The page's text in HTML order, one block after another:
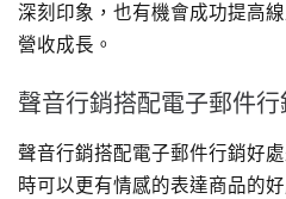
深刻印象，也有機會成功提高
營收成長。
聲音行銷搭配電子郵件行
聲音行銷搭配電子郵件行銷好
時可以更有情感的表達商品的